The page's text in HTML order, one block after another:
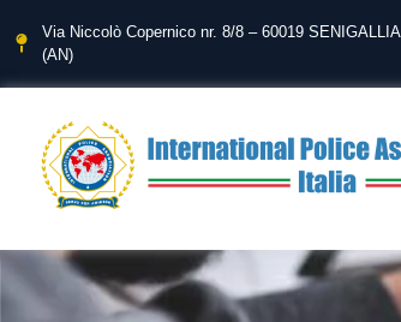
Via Niccolò Copernico nr. 8/8 – 60019 SENIGALLIA
(AN)